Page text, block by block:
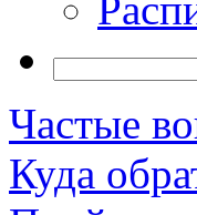
Частые
Куда